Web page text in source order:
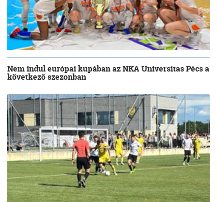
Nem indul európai kupában az NKA Universitas Pécs a
következő szezonban